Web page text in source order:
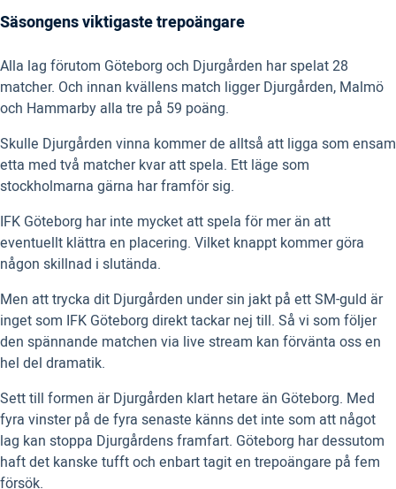
Säsongens viktigaste trepoängare
Alla lag förutom Göteborg och Djurgården har spelat 28
matcher. Och innan kvällens match ligger Djurgården, Malmö
och Hammarby alla tre på 59 poäng.
Skulle Djurgården vinna kommer de alltså att ligga som ensam
etta med två matcher kvar att spela. Ett läge som
stockholmarna gärna har framför sig.
IFK Göteborg har inte mycket att spela för mer än att
eventuellt klättra en placering. Vilket knappt kommer göra
någon skillnad i slutända.
Men att trycka dit Djurgården under sin jakt på ett SM-guld är
inget som IFK Göteborg direkt tackar nej till. Så vi som följer
den spännande matchen via live stream kan förvänta oss en
hel del dramatik.
Sett till formen är Djurgården klart hetare än Göteborg. Med
fyra vinster på de fyra senaste känns det inte som att något
lag kan stoppa Djurgårdens framfart. Göteborg har dessutom
haft det kanske tufft och enbart tagit en trepoängare på fem
försök.